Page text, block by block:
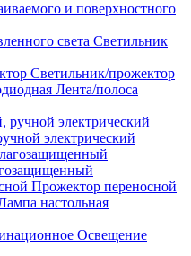
и поверхностного
Светильник
Светильник/прожектор
Лента/полоса
электрический
Прожектор переносной
настольная
Освещение